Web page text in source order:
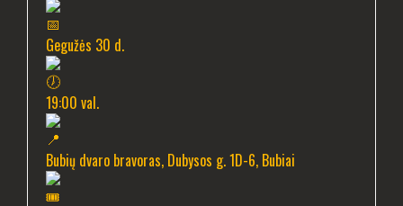
Gegužės 30 d.
19:00 val.
Bubių dvaro bravoras, Dubysos g. 1D-6, Bubiai